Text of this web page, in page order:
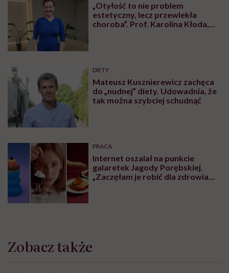
„Otyłość to nie problem
estetyczny, lecz przewlekła
choroba”. Prof. Karolina Kłoda,
DIETY
Mateusz Kusznierewicz zachęca
do „nudnej” diety. Udowadnia, że
tak można szybciej schudnąć
PRACA
Internet oszalał na punkcie
galaretek Jagody Porębskiej.
„Zaczęłam je robić dla zdrowia
Zobacz także